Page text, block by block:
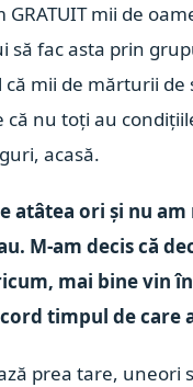
mii de
fac asta prin
mii de mărturii de
nu toți au
acasă.
atâtea ori și nu
M-am decis că
mai bine vin
timpul de care
prea tare, uneori